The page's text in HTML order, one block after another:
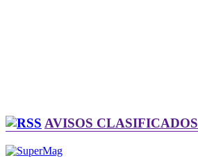
AVISOS CLASIFICADOS